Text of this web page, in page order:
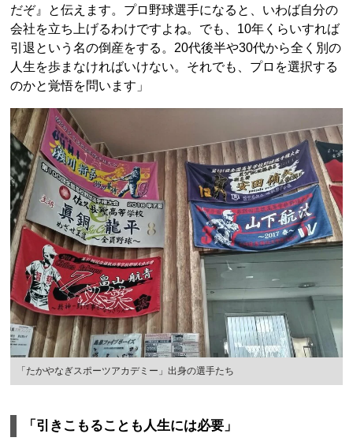
だぞ』と伝えます。プロ野球選手になると、いわば自分の
会社を立ち上げるわけですよね。でも、10年くらいすれば
引退という名の倒産をする。20代後半や30代から全く別の
人生を歩まなければいけない。それでも、プロを選択する
のかと覚悟を問います」
「たかやなぎスポーツアカデミー」出身の選手たち
「引きこもることも人生には必要」